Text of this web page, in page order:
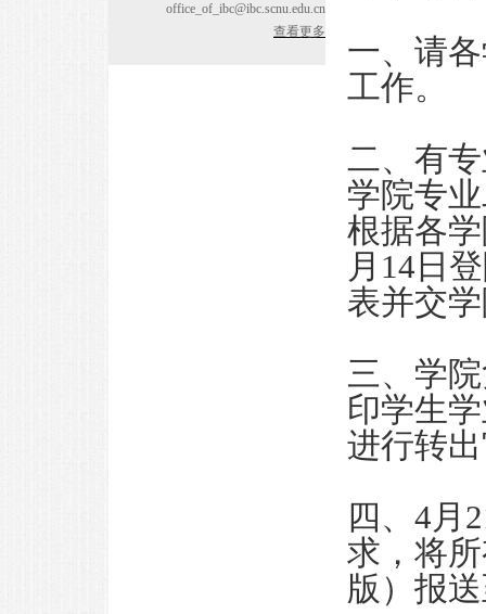
office_of_ibc@ibc.scnu.edu.cn
查看更多
一、请
工作。
二、有
学院专
根据各
月14日
表并交
三、学
印学生
进行转
四、4月
求，将
版）报